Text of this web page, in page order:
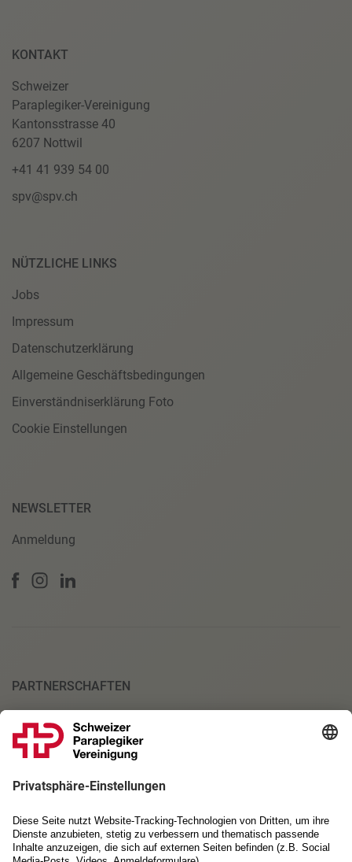
KONTAKT
Schweizer
Paraplegiker-Vereinigung
Kantonsstrasse 40
6207 Nottwil
+41 41 939 54 00
spv@spv.ch
NÜTZLICHE LINKS
Jobs
Impressum
Datenschutzerklärung
Allgemeine Geschäftsbedingungen
Einverständniserklärung Foto
Cookie Einstellungen
NEWSLETTER
Anmeldung
PARTNERSCHAFTEN